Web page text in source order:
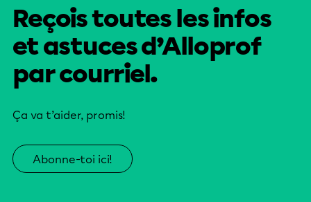
Reçois toutes les infos
et astuces d’Alloprof
par courriel.
Ça va t’aider, promis!
Abonne-toi ici!